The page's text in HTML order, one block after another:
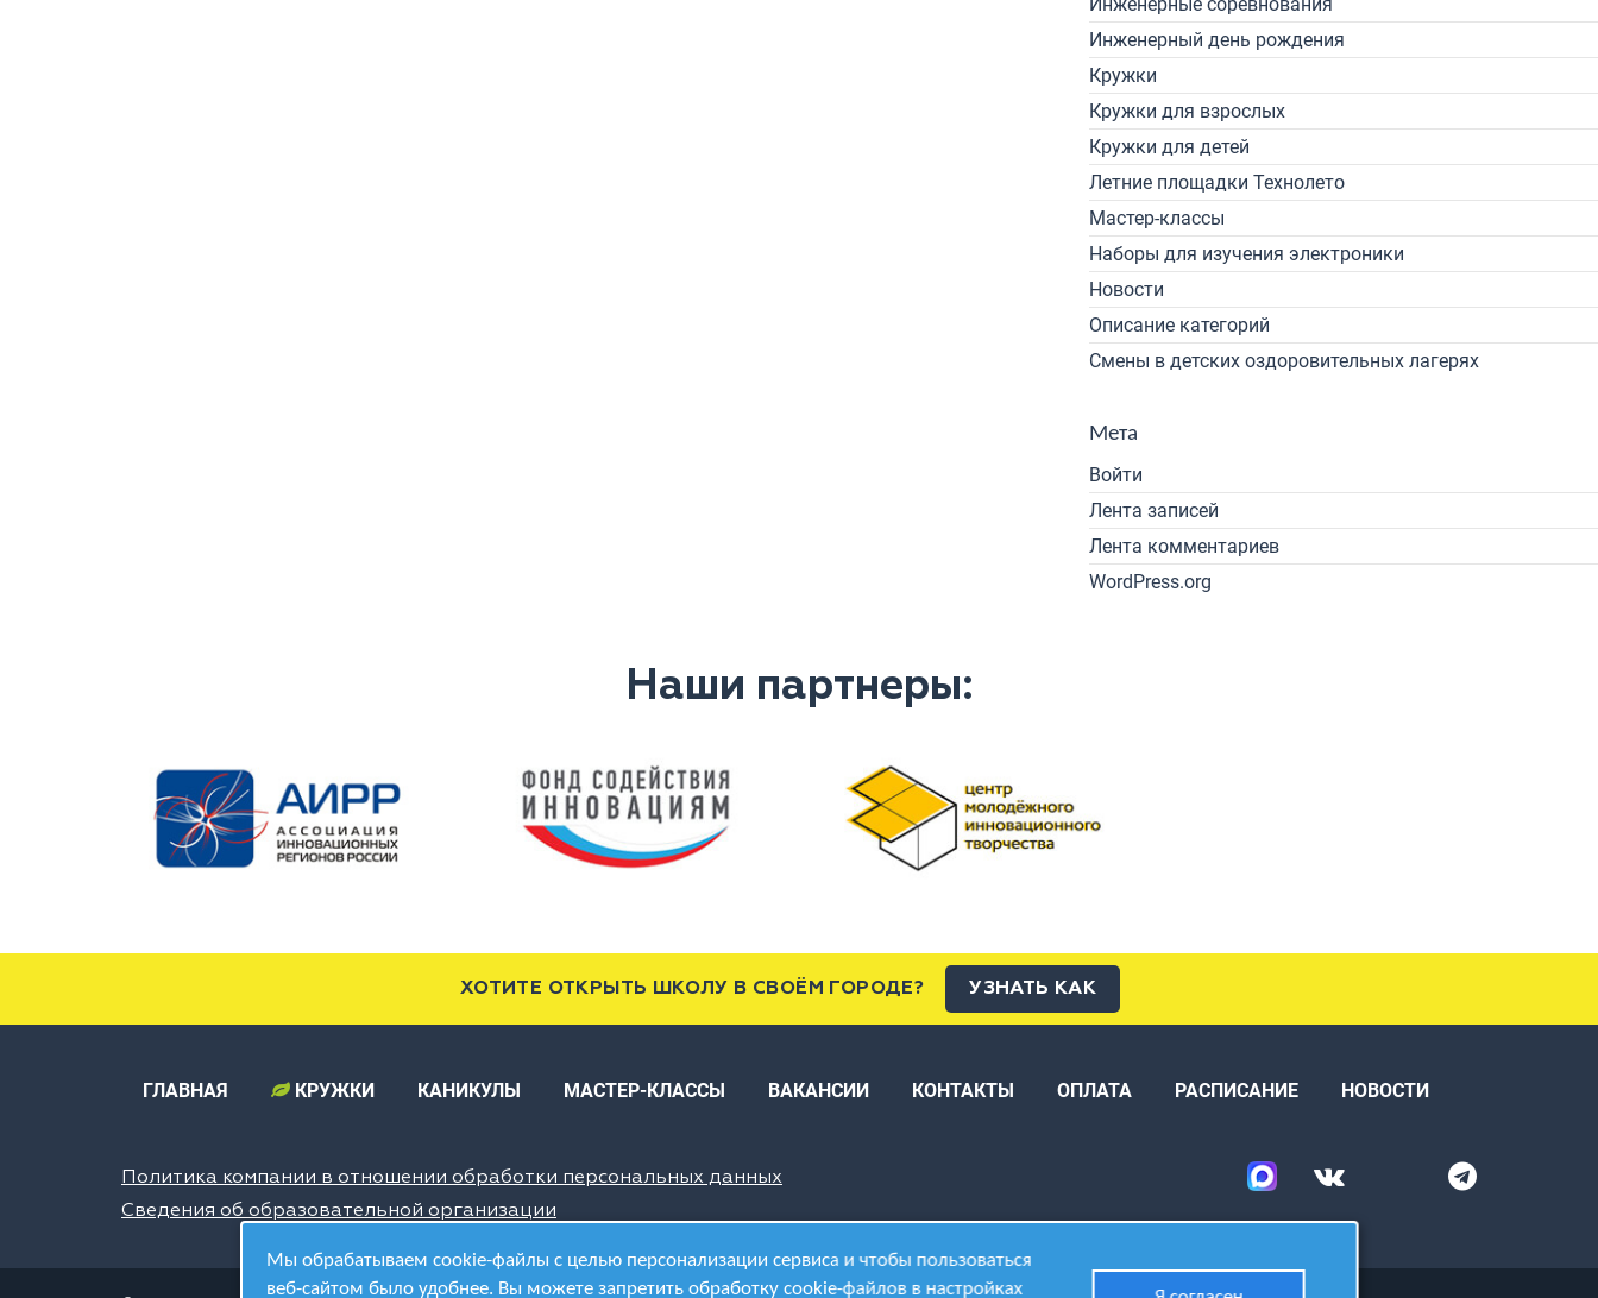
Инженерный день рождения
Кружки
Кружки для взрослых
Кружки для детей
Летние площадки Технолето
Мастер-классы
Наборы для изучения электроники
Новости
Описание категорий
Смены в детских оздоровительных лагерях
Мета
Войти
Лента записей
Лента комментариев
WordPress.org
Наши партнеры:
ХОТИТЕ ОТКРЫТЬ ШКОЛУ В СВОЁМ ГОРОДЕ? УЗНАТЬ КАК
ГЛАВНАЯ КРУЖКИ КАНИКУЛЫ МАСТЕР-КЛАССЫ ВАКАНСИИ КОНТАКТЫ ОПЛАТА РАСПИСАНИЕ НОВОСТИ
Политика компании в отношении обработки персональных данных
Сведения об образовательной организации
Мы обрабатываем cookie-файлы с целью персонализации сервиса и чтобы пользоваться
веб-сайтом было удобнее. Вы можете запретить обработку cookie-файлов в настройках